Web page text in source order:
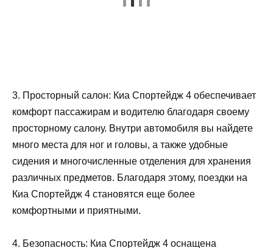
3. Просторный салон: Киа Спортейдж 4 обеспечивает
комфорт пассажирам и водителю благодаря своему
просторному салону. Внутри автомобиля вы найдете
много места для ног и головы, а также удобные
сидения и многочисленные отделения для хранения
различных предметов. Благодаря этому, поездки на
Киа Спортейдж 4 становятся еще более
комфортными и приятными.
4. Безопасность: Киа Спортейдж 4 оснащена